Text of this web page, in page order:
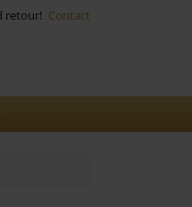
retour! Contact